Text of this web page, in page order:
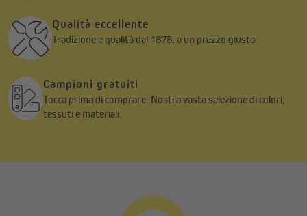
Vai al prodotto
Qualità eccellente
Tradizione e qualità dal 1878, a un prezzo giusto
Campioni gratuiti
Tocca prima di comprare. Nostra vasta selezione di colori,
tessuti e materiali.